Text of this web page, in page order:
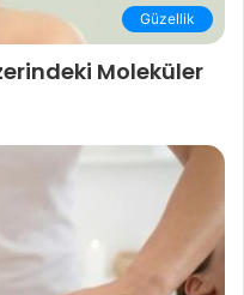
Güzellik
Moleküler